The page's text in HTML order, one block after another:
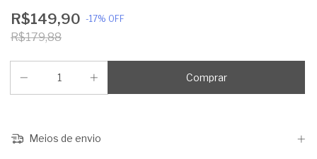
R$149,90 -17% OFF
R$179,88
Meios de envio